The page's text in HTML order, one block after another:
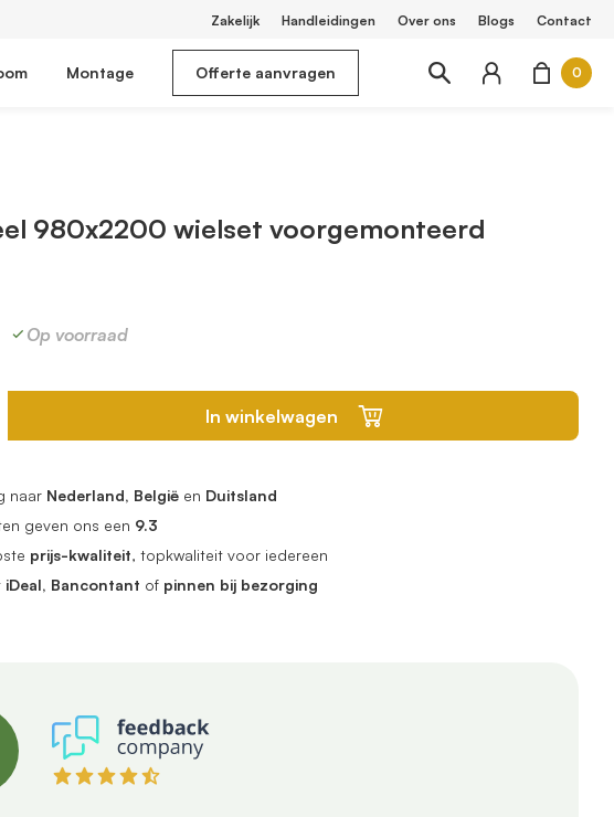
Zakelijk Handleidingen Over ons Blogs Contact
Montage Offerte aanvragen 0
980x2200 wielset voorgemonteerd
Op voorraad
In winkelwagen
naar Nederland, België en Duitsland
geven ons een 9.3
prijs-kwaliteit, topkwaliteit voor iedereen
iDeal, Bancontant of pinnen bij bezorging